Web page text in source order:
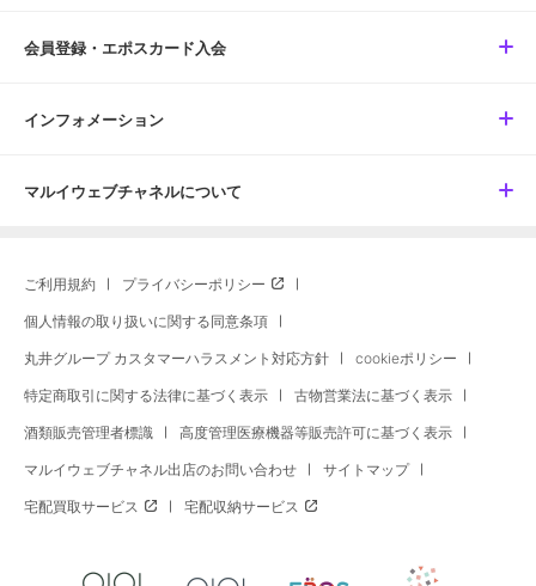
会員登録・エポスカード入会
インフォメーション
マルイウェブチャネルについて
ご利用規約 プライバシーポリシー
個人情報の取り扱いに関する同意条項
丸井グループ カスタマーハラスメント対応方針 cookieポリシー
特定商取引に関する法律に基づく表示 古物営業法に基づく表示
酒類販売管理者標識 高度管理医療機器等販売許可に基づく表示
マルイウェブチャネル出店のお問い合わせ サイトマップ
宅配買取サービス 宅配収納サービス